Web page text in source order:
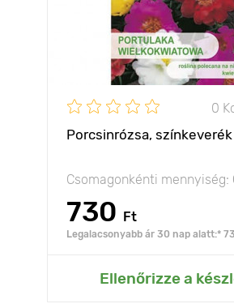
0
Porcsinrózsa, színkeverék
Csomagonkénti mennyiség:
730 Ft
Legalacsonyabb ár 30 nap alatt:*
Ellenőrizze a